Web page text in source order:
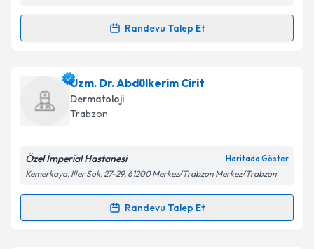
Randevu Talep Et
Randevu Takvimi Talebi
Dr. Çağlayan Çağdaş Demirciiçin randevu takvimi
talebi oluşturun. Size bu uzmandan randevu almanız
için bir takvim hazırlandığında e-posta ile
E-posta Adresiniz
Kişisel verilerimin işlenmesine ilişkinAydınlatma
Uzm. Dr. Abdülkerim Cirit
Dermatoloji
Trabzon
Özel İmperial Hastanesi Haritada Göster
Kemerkaya, İller Sok. 27-29, 61200 Merkez/Trabzon Merkez/Trabzon
Randevu Talep Et
Randevu Takvimi Talebi